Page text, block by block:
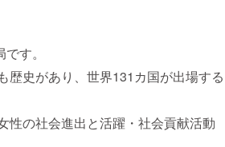
す。
歴史があり、世界131カ国が出場する
性の社会進出と活躍・社会貢献活動